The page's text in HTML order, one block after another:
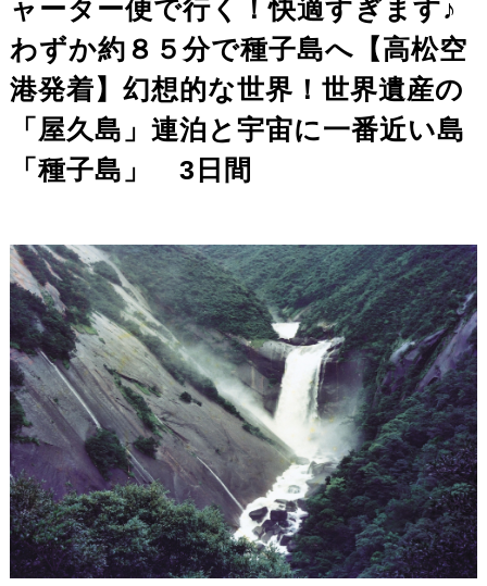
ャーター便で行く！快適すぎます♪
わずか約８５分で種子島へ【高松空
港発着】幻想的な世界！世界遺産の
「屋久島」連泊と宇宙に一番近い島
「種子島」 3日間